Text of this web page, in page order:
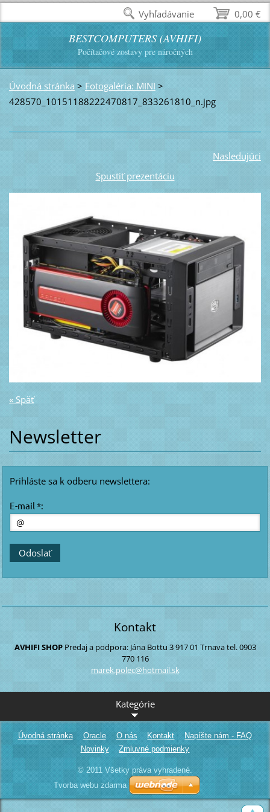
BESTCOMPUTERS (AVHIFI)
Počítačové zostavy pre náročných
Úvodná stránka > Fotogaléria: MINI >
428570_10151188222470817_833261810_n.jpg
Nasledujúci
Spustiť prezentáciu
« Späť
Newsletter
Prihláste sa k odberu newslettera:
E-mail *:
Kontakt
AVHIFI SHOP Predaj a podpora: Jána Bottu 3917 01 Trnavatel. 0903
770 116
marek.polec@hotmail.sk
Kategórie
Úvodná stránka Oracle O nás Kontakt
Napíšte nám - FAQ
Novinky
Zmluvné podmienky
© 2011 Všetky práva vyhradené.
Tvorba webu zdarma
0,00 €
Vyhľadávanie